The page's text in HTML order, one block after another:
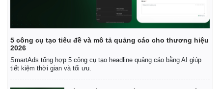
5 công cụ tạo tiêu đề và mô tả quảng cáo cho thương hiệu
2026
SmartAds tổng hợp 5 công cụ tạo headline quảng cáo bằng AI giúp
tiết kiệm thời gian và tối ưu.